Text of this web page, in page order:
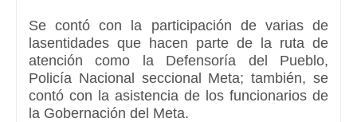
Se contó con la participación de varias de
lasentidades que hacen parte de la ruta de
atención como la Defensoría del Pueblo,
Policía Nacional seccional Meta; también, se
contó con la asistencia de los funcionarios de
la Gobernación del Meta.